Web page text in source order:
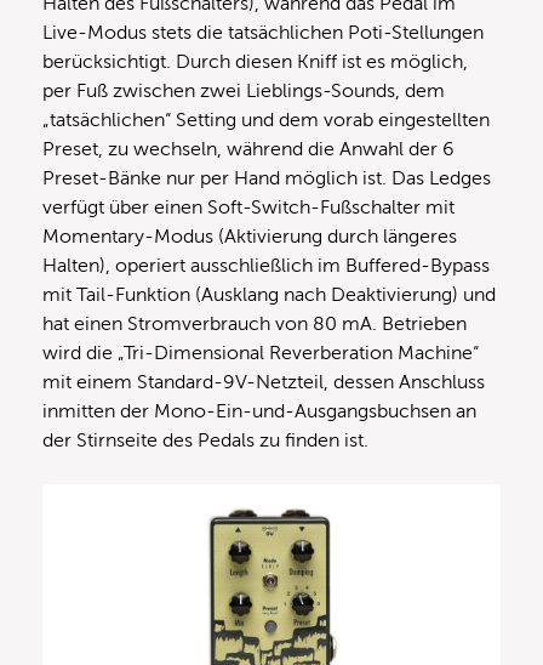
Live-Modus stets die tatsächlichen Poti-Stellungen
berücksichtigt. Durch diesen Kniff ist es möglich,
per Fuß zwischen zwei Lieblings-Sounds, dem
„tatsächlichen“ Setting und dem vorab eingestellten
Preset, zu wechseln, während die Anwahl der 6
Preset-Bänke nur per Hand möglich ist. Das Ledges
verfügt über einen Soft-Switch-Fußschalter mit
Momentary-Modus (Aktivierung durch längeres
Halten), operiert ausschließlich im Buffered-Bypass
mit Tail-Funktion (Ausklang nach Deaktivierung) und
hat einen Stromverbrauch von 80 mA. Betrieben
wird die „Tri-Dimensional Reverberation Machine“
mit einem Standard-9V-Netzteil, dessen Anschluss
inmitten der Mono-Ein-und-Ausgangsbuchsen an
der Stirnseite des Pedals zu finden ist.